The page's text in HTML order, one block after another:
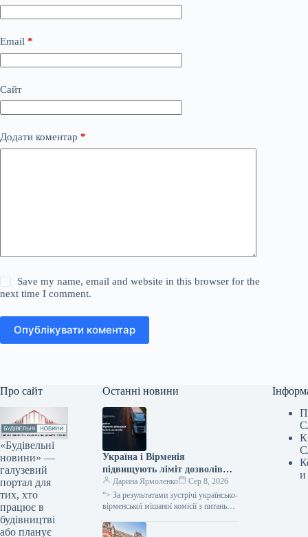
Email *
Сайт
Додати коментар *
Save my name, email and website in this browser for the
next time I comment.
Опублікувати коментар
Про сайт
«Будівельні
новини» —
галузевий
портал для
тих, хто
працює в
будівництві
або планує
Останні новини
Україна і Вірменія
підвищують ліміт дозволів
для міжнародних
автомобільних перевезень на
600 одиниць.
Дарина Ярмоленко
Сер 8, 2026
“> За результатами зустрічі українсько-
вірменської мішаної комісії з питань
перевезень, Україна разом із
и